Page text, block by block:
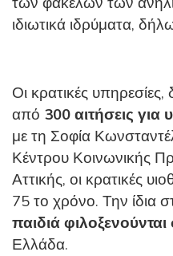
ιδιωτικά ιδρύματα,
Οι κρατικές
από 300 αιτήσεις για
με τη Σοφία
Κέντρου Κοινωνικής
Αττικής, οι κρατικές
75 το χρόνο. Την ίδια
παιδιά
Ελλάδα.